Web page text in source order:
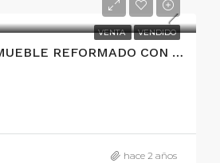
VENTA VENDIDO
EXCELENTE INMUEBLE REFORMADO CON TERRAZA
hace 2 años